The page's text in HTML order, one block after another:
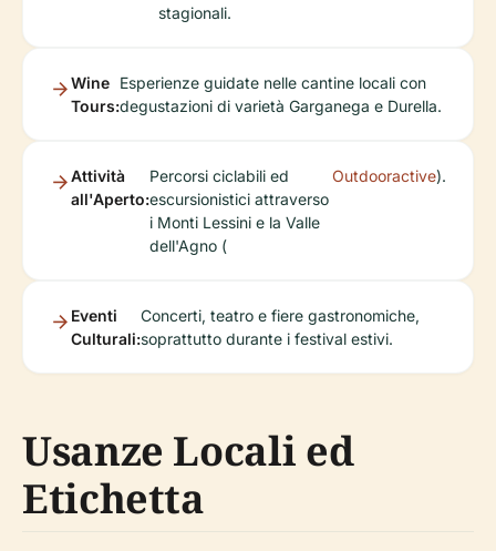
stagionali.
Wine
Tours:
Esperienze guidate nelle cantine locali con
degustazioni di varietà Garganega e Durella.
Attività
all'Aperto:
Percorsi ciclabili ed
escursionistici attraverso
i Monti Lessini e la Valle
dell'Agno (
Outdooractive).
Eventi
Culturali:
Concerti, teatro e fiere gastronomiche,
soprattutto durante i festival estivi.
Usanze Locali ed
Etichetta